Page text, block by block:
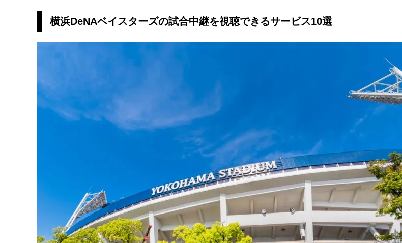
横浜DeNAベイスターズの試合中継を視聴できるサービス10選